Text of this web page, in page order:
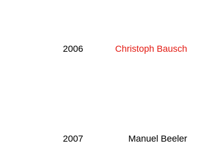
2006 Christoph Bausch
2007 Manuel Beeler